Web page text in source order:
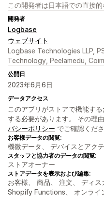
この開発者は日本語での直接
開発者
Logbase
ウェブサイト
Logbase Technologies LLP,
Technology, Peelamedu,
公開日
2023年6月6日
データアクセス
このアプリがストアで機能す
する必要があります。 その理
バシーポリシー でご確認くださ
お客様データの閲覧:
機微データ、 デバイスとアク
スタッフと協力者のデータの閲覧:
ストアオーナー
ストアデータを表示および編集:
お客様、 商品、 注文、 ディス
Shopify Functions、 オンライ